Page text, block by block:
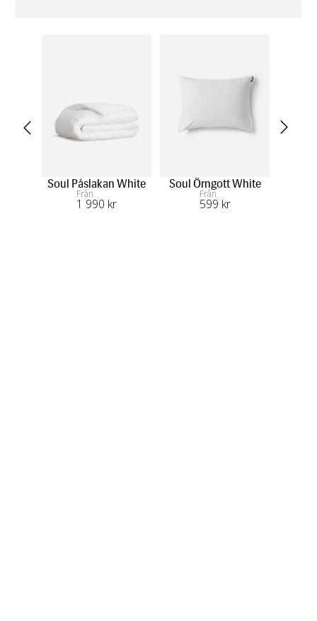
Soul Påslakan White
Från
1 990 kr
Soul Örngott White
Från
599 kr